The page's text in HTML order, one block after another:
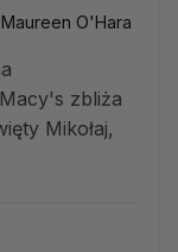
O'Hara
zbliża
Mikołaj,